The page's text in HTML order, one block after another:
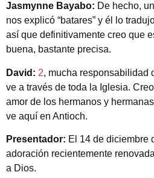
Jasmynne Bayabo: De hecho,
nos explicó “batares” y él lo
así que definitivamente creo que
buena, bastante precisa.
David: 2, mucha responsabilidad
ve a través de toda la Iglesia.
amor de los hermanos y
ve aquí en Antioch.
Presentador: El 14 de diciembre
adoración recientemente
a Dios.